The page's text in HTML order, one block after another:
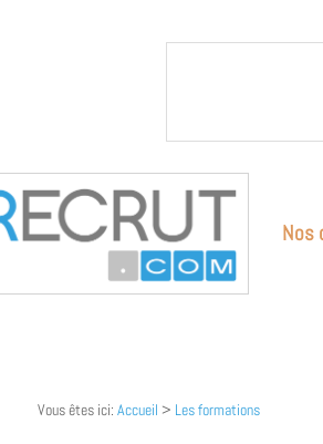
Nos
Vous êtes ici: Accueil > Les formations